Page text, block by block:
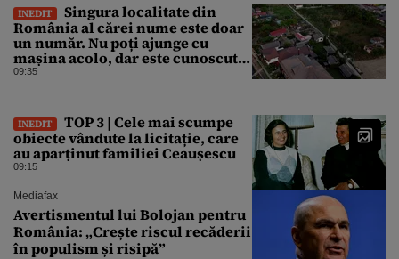
INEDIT
Singura localitate din
România al cărei nume este doar
un număr. Nu poți ajunge cu
mașina acolo, dar este cunoscută
în lumea întreagă
09:35
INEDIT
TOP 3 | Cele mai scumpe
obiecte vândute la licitație, care
au aparținut familiei Ceaușescu
09:15
Mediafax
Avertismentul lui Bolojan pentru
România: „Crește riscul recăderii
în populism și risipă”